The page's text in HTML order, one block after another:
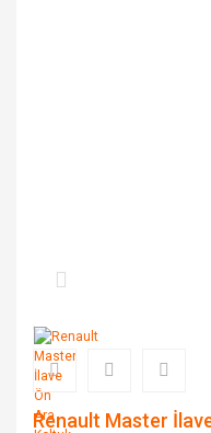
Renault Master